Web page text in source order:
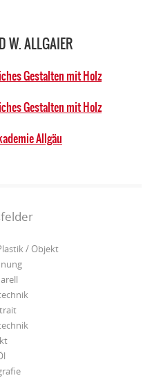
W. ALLGAIER
Gestalten mit Holz
Gestalten mit Holz
Allgäu
/ Objekt